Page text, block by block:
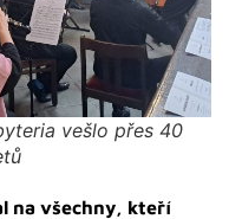
vešlo přes 40
na všechny, kteří